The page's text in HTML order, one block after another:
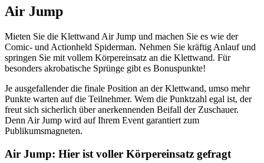
Air Jump
Mieten Sie die Klettwand Air Jump und machen Sie es wie der
Comic- und Actionheld Spiderman. Nehmen Sie kräftig Anlauf und
springen Sie mit vollem Körpereinsatz an die Klettwand. Für
besonders akrobatische Sprünge gibt es Bonuspunkte!
Je ausgefallender die finale Position an der Klettwand, umso mehr
Punkte warten auf die Teilnehmer. Wem die Punktzahl egal ist, der
freut sich sicherlich über anerkennenden Beifall der Zuschauer.
Denn Air Jump wird auf Ihrem Event garantiert zum
Publikumsmagneten.
Air Jump: Hier ist voller Körpereinsatz gefragt